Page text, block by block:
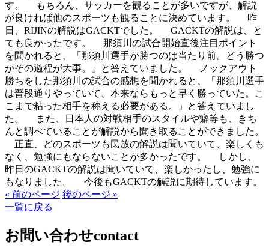
す。 もちろん、サッカーを観ることが多いですが、解説
が良ければ他のスポーツも観ることに決めています。 昨
日、RIJINの解説はGACKTでした。 GACKTの解説は、と
ても良かったです。 那須川の試合開始直後注目ポイント
を聞かれると、「那須川選手が勝つのは当たり前。どう勝つ
かその過程が大事。」と答えていました。 ノックアウト
勝ちをした那須川の試合の感想を聞かれると、「那須川選手
は普段通りやっていて、本来ならもっと早く勝っていた。こ
こまで粘った相手を称える必要がある。」と答えていまし
た。 また、日本人の対戦相手のスタイルや癖等も、きち
んと調べていることが解説から聞き取ることができました。
正直、どのスポーツも民放の解説は聞いていて、楽しくも
なく、勉強にもならないことが多かったです。 しかし、
昨日のGACKTの解説は聞いていて、楽しかったし、勉強に
もなりました。 今後もGACKTの解説に期待しています。
« 前のページ 後のページ »
一覧に戻る
お問い合わせcontact